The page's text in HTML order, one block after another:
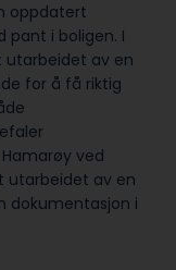
oppdatert
pant i boligen. I
utarbeidet av en
for å få riktig
ved
utarbeidet av en
dokumentasjon i